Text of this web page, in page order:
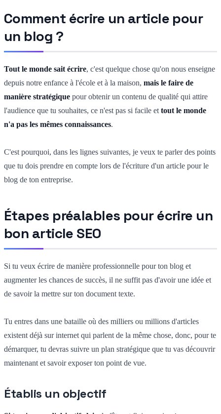
Comment écrire un article pour
un blog ?
Tout le monde sait écrire, c'est quelque chose qu'on nous enseigne
depuis notre enfance à l'école et à la maison, mais le faire de
manière stratégique pour obtenir un contenu de qualité qui attire
l'audience que tu souhaites, ce n'est pas si facile et tout le monde
n'a pas les mêmes connaissances.
C'est pourquoi, dans les lignes suivantes, je veux te parler des points
que tu dois prendre en compte lors de l'écriture d'un article pour le
blog de ton entreprise.
Étapes préalables pour écrire un
bon article SEO
Si tu veux écrire de manière professionnelle pour ton blog et
augmenter les chances de succès, il ne suffit pas d'avoir une idée et
de savoir la mettre sur ton document texte.
Tu entres dans une bataille où des milliers ou millions d'articles
existent déjà sur internet qui parlent de la même chose, donc, pour te
démarquer, tu devras suivre un plan stratégique que tu vas découvrir
maintenant et savoir exposer ton point de vue.
Établis un objectif